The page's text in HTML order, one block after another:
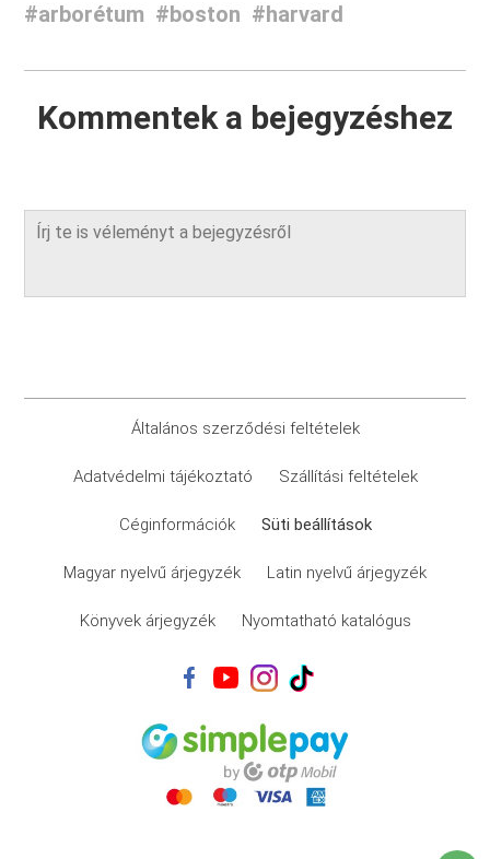
#arborétum #boston #harvard
Kommentek a bejegyzéshez
Általános szerződési feltételek
Adatvédelmi tájékoztató Szállítási feltételek
Céginformációk Süti beállítások
Magyar nyelvű árjegyzék Latin nyelvű árjegyzék
Könyvek árjegyzék Nyomtatható katalógus